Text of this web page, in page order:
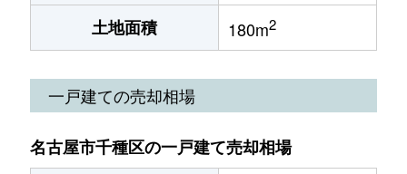
土地面積
180m2
一戸建ての売却相場
名古屋市千種区の一戸建て売却相場